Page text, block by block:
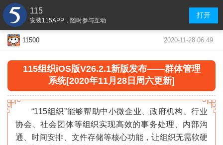
115
安装115APP，随时参与互动
打开
11500 2020-11-28 06:49
115组织iOS版V26.2.1新版发布——群体管理
系统[2020年11月28日周六更新]
“115组织”能够帮助中小微企业、政府机构、行业
协会、社会团体等组织实现高效的事务处理、内部沟
通、时间安排、文件存储等核心功能，让组织无需软硬